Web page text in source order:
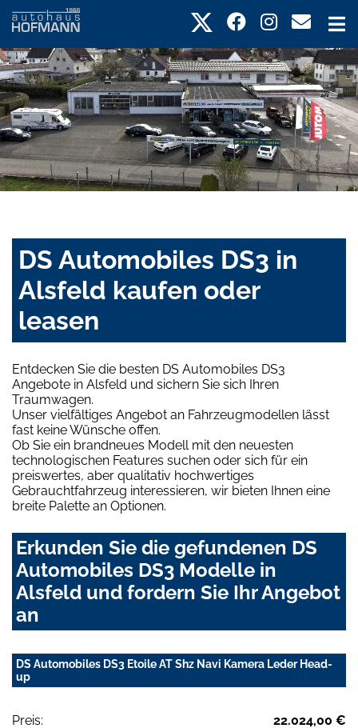
DS Automobiles DS3 in
Alsfeld kaufen oder
leasen
Entdecken Sie die besten DS Automobiles DS3
Angebote in Alsfeld und sichern Sie sich Ihren
Traumwagen.
Unser vielfältiges Angebot an Fahrzeugmodellen lässt
fast keine Wünsche offen.
Ob Sie ein brandneues Modell mit den neuesten
technologischen Features suchen oder sich für ein
preiswertes, aber qualitativ hochwertiges
Gebrauchtfahrzeug interessieren, wir bieten Ihnen eine
breite Palette an Optionen.
Erkunden Sie die gefundenen DS
Automobiles DS3 Modelle in
Alsfeld und fordern Sie Ihr Angebot
an
DS Automobiles DS3 Etoile AT Shz Navi Kamera Leder Head-
up
Preis:
22.024,00 €